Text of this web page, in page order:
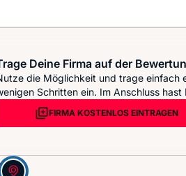
Deine Firma auf der
die Möglichkeit und trage einfach
Schritten ein. Im Anschluss
FIRMA KOSTENLOS EINTRAGEN